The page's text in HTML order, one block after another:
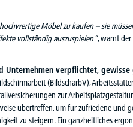
Möbel zu kaufen – sie
vollständig auszuspielen“,warnt der
Unternehmen verpflichtet,
(BildscharbV),
zur
übertreffen, um für zufriedene und
zu steigern. Ein ganzheitliches